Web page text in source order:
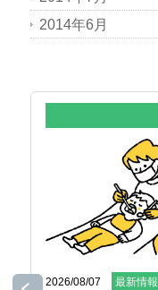
2014年6月
2026/08/07 最新情報